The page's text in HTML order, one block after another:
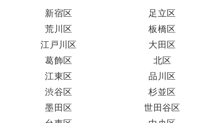
新宿区
足立区
荒川区
板橋区
江戸川区
大田区
葛飾区
北区
江東区
品川区
渋谷区
杉並区
墨田区
世田谷区